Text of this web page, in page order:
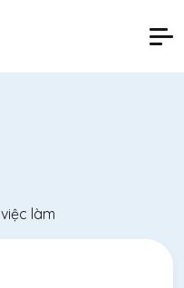
làm